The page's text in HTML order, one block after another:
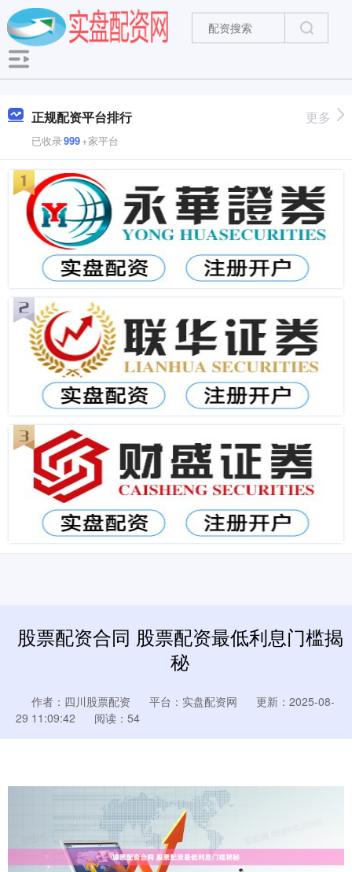
正规配资平台排行
已收录999+家平台
更多
股票配资合同 股票配资最低利息门槛揭
秘
作者：四川股票配资 平台：实盘配资网
更新：2025-08-
29 11:09:42
阅读：54